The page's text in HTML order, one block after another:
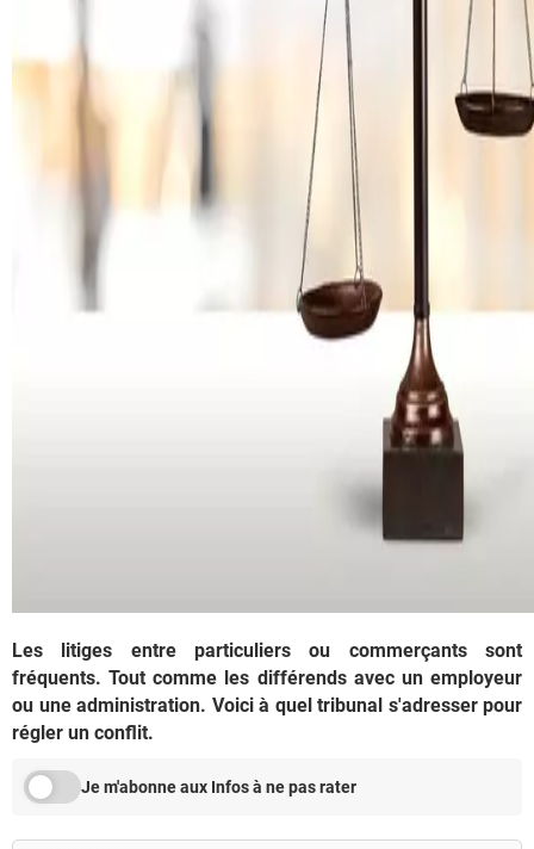
Les litiges entre particuliers ou commerçants sont
fréquents. Tout comme les différends avec un employeur
ou une administration. Voici à quel tribunal s'adresser pour
régler un conflit.
Je m'abonne aux Infos à ne pas rater